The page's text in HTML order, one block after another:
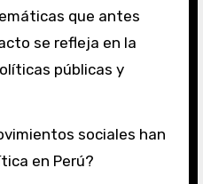
que antes
se refleja en la
públicas y